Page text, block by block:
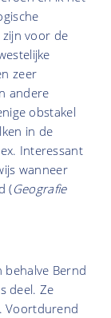
voor de
zeer
andere
obstakel
in de
Interessant
wanneer
(Geografie
behalve Bernd
deel. Ze
Voortdurend